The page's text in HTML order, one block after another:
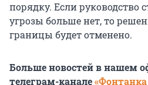
порядку. Если руководство
угрозы больше нет, то
границы будет отменено.
Больше новостей в нашем
телеграм-канале«Фонтанка